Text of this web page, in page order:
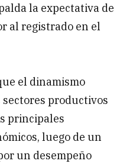
la expectativa de
al registrado en el
el dinamismo
productivos
principales
luego de un
un desempeño